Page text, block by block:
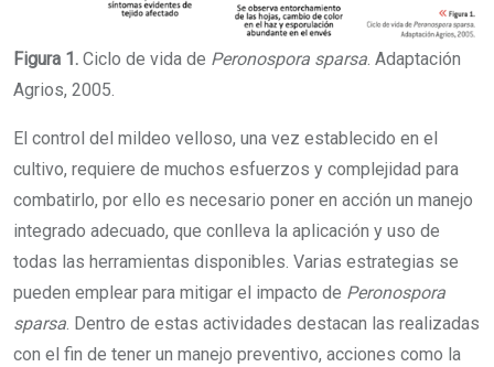
Figura 1. Ciclo de vida de Peronospora sparsa. Adaptación
Agrios, 2005.
El control del mildeo velloso, una vez establecido en el
cultivo, requiere de muchos esfuerzos y complejidad para
combatirlo, por ello es necesario poner en acción un manejo
integrado adecuado, que conlleva la aplicación y uso de
todas las herramientas disponibles. Varias estrategias se
pueden emplear para mitigar el impacto de Peronospora
sparsa. Dentro de estas actividades destacan las realizadas
con el fin de tener un manejo preventivo, acciones como la